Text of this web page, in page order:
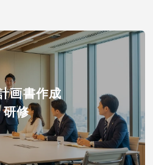
画書作成
研修